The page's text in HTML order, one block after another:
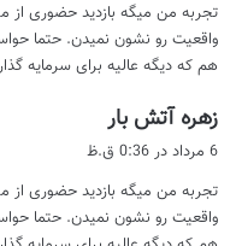
:
تجربه من میگه بازدید حضوری
واقعیت رو نشون نمیدن. حتما
هم که دیگه عالیه برای سرمایه
زهره آتش بار
:
6 مرداد در 0:36 ق.ظ
تجربه من میگه بازدید حضوری
واقعیت رو نشون نمیدن. حتما